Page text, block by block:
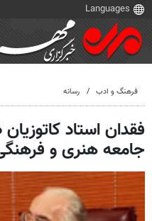
فرهنگ و ادب رسانه
فقدان استاد
جامعه هنری و